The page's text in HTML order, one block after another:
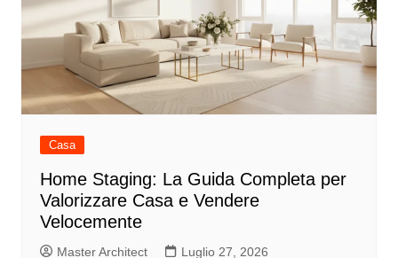
Casa
Home Staging: La Guida Completa per
Valorizzare Casa e Vendere
Velocemente
Master Architect Luglio 27, 2026